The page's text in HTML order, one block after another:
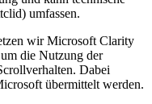
umfassen.
wir Microsoft Clarity
die Nutzung der
Dabei
übermittelt werden.